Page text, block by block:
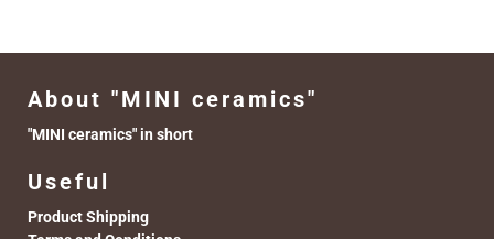
About "MINI ceramics"
"MINI ceramics" in short
Useful
Product Shipping